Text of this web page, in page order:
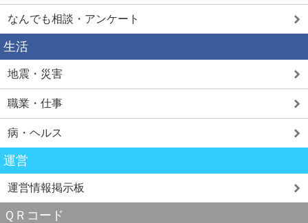
なんでも相談・アンケート
生活
地震・災害
職業・仕事
病・ヘルス
運営
運営情報掲示板
ＱＲコード